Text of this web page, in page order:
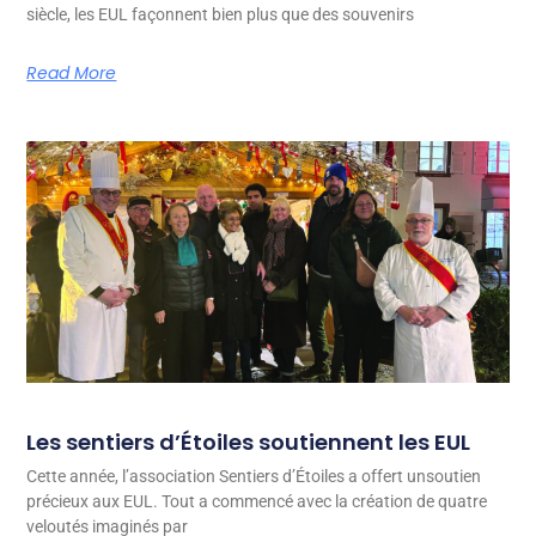
siècle, les EUL façonnent bien plus que des souvenirs
Read More
Les sentiers d’Étoiles soutiennent les EUL
Cette année, l’association Sentiers d’Étoiles a offert unsoutien
précieux aux EUL. Tout a commencé avec la création de quatre
veloutés imaginés par